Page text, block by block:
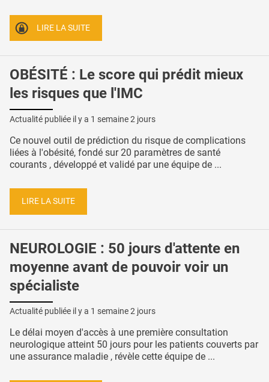
LIRE LA SUITE
OBÉSITÉ : Le score qui prédit mieux
les risques que l'IMC
Actualité publiée il y a 1 semaine 2 jours
Ce nouvel outil de prédiction du risque de complications
liées à l'obésité, fondé sur 20 paramètres de santé
courants , développé et validé par une équipe de ...
LIRE LA SUITE
NEUROLOGIE : 50 jours d'attente en
moyenne avant de pouvoir voir un
spécialiste
Actualité publiée il y a 1 semaine 2 jours
Le délai moyen d'accès à une première consultation
neurologique atteint 50 jours pour les patients couverts par
une assurance maladie , révèle cette équipe de ...